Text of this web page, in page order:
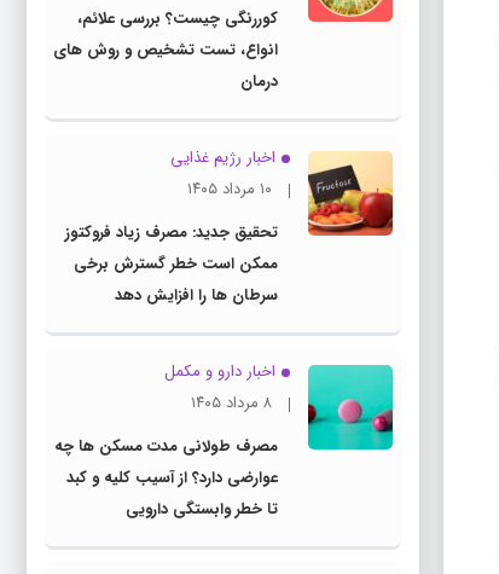
کوررنگی چیست؟ بررسی علائم،
انواع، تست تشخیص و روش های
درمان
اخبار رژیم غذایی
۱۰ مرداد ۱۴۰۵
تحقیق جدید: مصرف زیاد فروکتوز
ممکن است خطر گسترش برخی
سرطان ها را افزایش دهد
اخبار دارو و مکمل
۸ مرداد ۱۴۰۵
مصرف طولانی مدت مسکن ها چه
عوارضی دارد؟ از آسیب کلیه و کبد
تا خطر وابستگی دارویی